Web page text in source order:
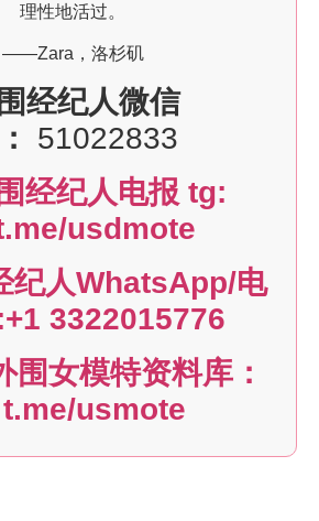
理性地活过。
——Zara，洛杉矶
经纪人微信
51022833
经纪人电报 tg:
usdmote
纪人WhatsApp/电
3322015776
围女模特资料库：
t.me/usmote